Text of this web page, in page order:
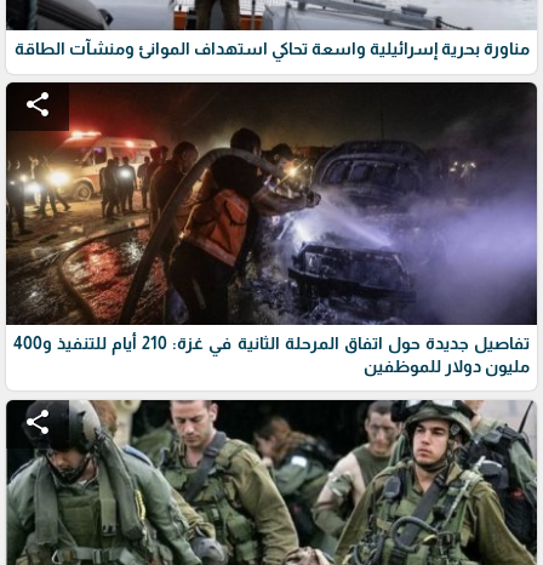
مناورة بحرية إسرائيلية واسعة تحاكي استهداف الموانئ ومنشآت الطاقة
share
تفاصيل جديدة حول اتفاق المرحلة الثانية في غزة: 210 أيام للتنفيذ و400
مليون دولار للموظفين
share